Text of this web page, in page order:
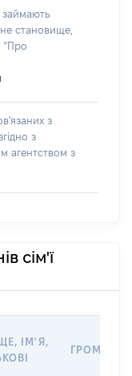
займають
становище,
“Про
з
з
агентством з
сім'ї
ІМ'Я,